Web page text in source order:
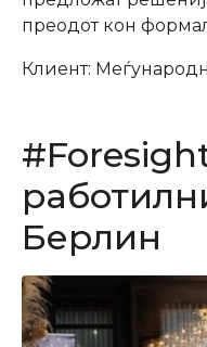
преодот кон
Клиент:
Берлин